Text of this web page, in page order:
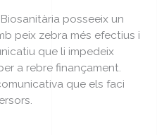
posseeix un
peix zebra més efectius i
que li impedeix
a rebre finançament.
que els faci